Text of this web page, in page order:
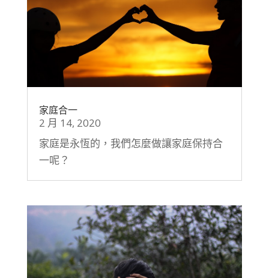
家庭合一
2 月 14, 2020
家庭是永恆的，我們怎麼做讓家庭保持合
一呢？